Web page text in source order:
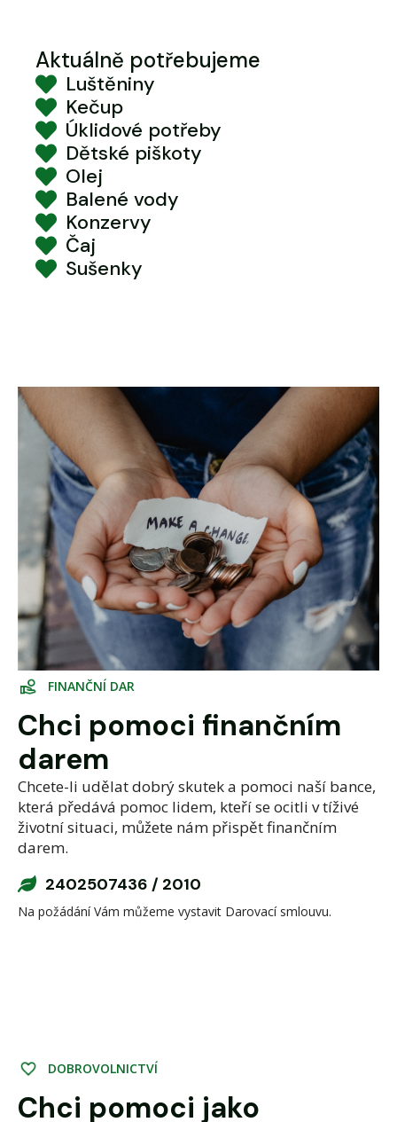
Aktuálně potřebujeme
Luštěniny
Kečup
Úklidové potřeby
Dětské piškoty
Olej
Balené vody
Konzervy
Čaj
Sušenky
FINANČNÍ DAR
Chci pomoci finančním
darem
Chcete-li udělat dobrý skutek a pomoci naší bance,
která předává pomoc lidem, kteří se ocitli v tíživé
životní situaci, můžete nám přispět finančním
darem.
2402507436 / 2010
Na požádání Vám můžeme vystavit Darovací smlouvu.
DOBROVOLNICTVÍ
Chci pomoci jako